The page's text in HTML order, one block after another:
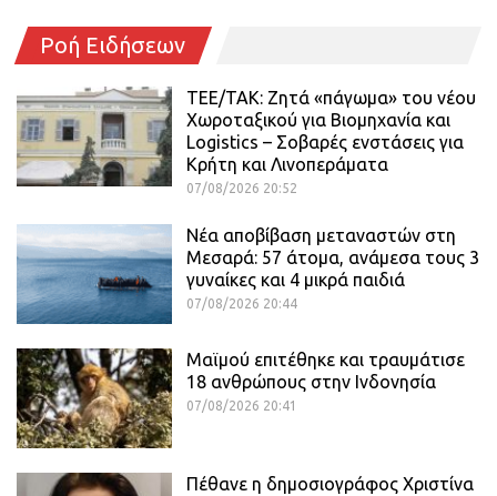
Ροή Ειδήσεων
ΤΕΕ/ΤΑΚ: Ζητά «πάγωμα» του νέου
Χωροταξικού για Βιομηχανία και
Logistics – Σοβαρές ενστάσεις για
Κρήτη και Λινοπεράματα
07/08/2026 20:52
Νέα αποβίβαση μεταναστών στη
Μεσαρά: 57 άτομα, ανάμεσα τους 3
γυναίκες και 4 μικρά παιδιά
07/08/2026 20:44
Μαϊμού επιτέθηκε και τραυμάτισε
18 ανθρώπους στην Ινδονησία
07/08/2026 20:41
Πέθανε η δημοσιογράφος Χριστίνα